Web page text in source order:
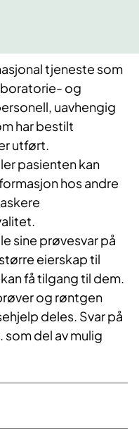
tjeneste som
og
uavhengig
har bestilt
utført.
pasienten kan
hos andre
sine prøvesvar på
eierskap til
få tilgang til dem.
og røntgen
deles. Svar på
del av mulig